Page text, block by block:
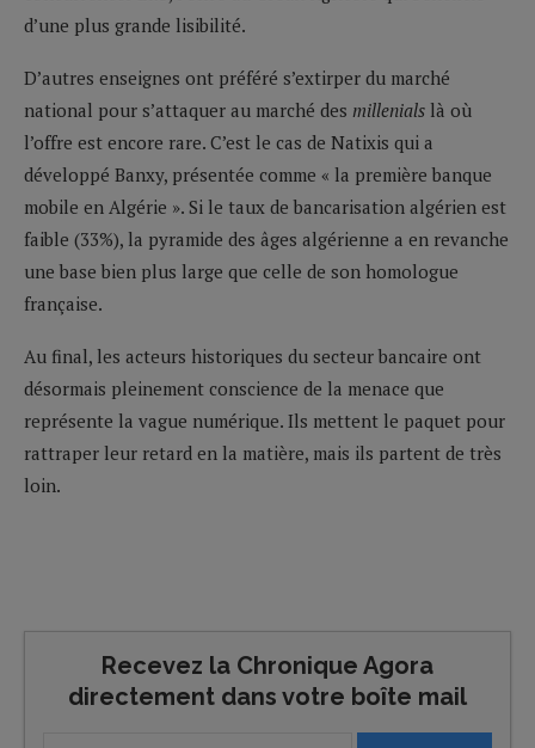
d’une plus grande lisibilité.
D’autres enseignes ont préféré s’extirper du marché
national pour s’attaquer au marché des millenials là où
l’offre est encore rare. C’est le cas de Natixis qui a
développé Banxy, présentée comme « la première banque
mobile en Algérie ». Si le taux de bancarisation algérien est
faible (33%), la pyramide des âges algérienne a en revanche
une base bien plus large que celle de son homologue
française.
Au final, les acteurs historiques du secteur bancaire ont
désormais pleinement conscience de la menace que
représente la vague numérique. Ils mettent le paquet pour
rattraper leur retard en la matière, mais ils partent de très
loin.
Recevez la Chronique Agora
directement dans votre boîte mail